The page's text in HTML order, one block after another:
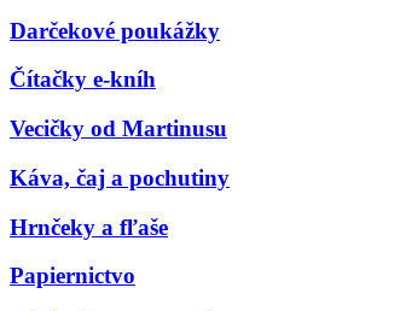
Darčekové poukážky
Čítačky e-kníh
Vecičky od Martinusu
Káva, čaj a pochutiny
Hrnčeky a fľaše
Papiernictvo